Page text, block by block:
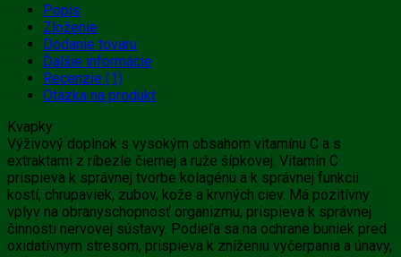
Popis
Zloženie
Dodanie tovaru
Ďalšie informácie
Recenzie (1)
Otázka na produkt
Kvapky
Výživový doplnok s vysokým obsahom vitamínu C a s
extraktami z ríbezle čiernej a ruže šípkovej. Vitamín C
prispieva k správnej tvorbe kolagénu a k správnej funkcii
kostí, chrupaviek, zubov, kože a krvných ciev. Má pozitívny
vplyv na obranyschopnosť organizmu, prispieva k správnej
činnosti nervovej sústavy. Podieľa sa na ochrane buniek pred
oxidatívnym stresom, prispieva k zníženiu vyčerpania a únavy,